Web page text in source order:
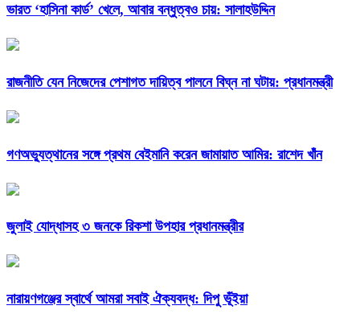
ভারত ‘হাসিনা কার্ড’ খেলে, আবার বন্ধুত্বও চায়: সালাহউদ্দিন
রাজনীতি যেন নিজেদের পেশাগত দায়িত্ব পালনে বিঘ্ন না ঘটায়: প্রধানমন্ত্রী
গণঅভ্যুত্থানের সঙ্গে প্রথম বেইমানি করেন জামায়াত আমির: রাশেদ খাঁন
জুলাই যোদ্ধাসহ ৩ জনকে রিকশা উপহার প্রধানমন্ত্রীর
নারায়ণগঞ্জের স্বার্থে আমরা সবাই ঐক্যবদ্ধ: দিপু ভূঁইয়া